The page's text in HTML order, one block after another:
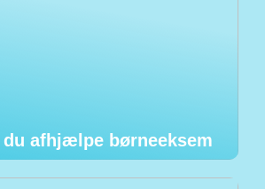
du afhjælpe børneeksem